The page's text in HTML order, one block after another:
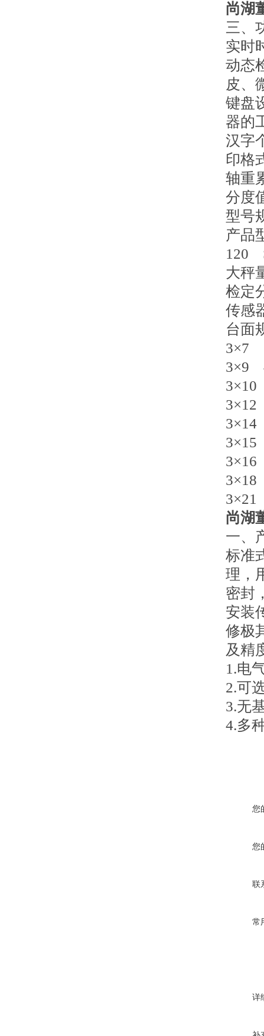
尚湖
三、
实时
动态
皮、
键盘
器的
汉字
印格
轴重
分度
型号
产品
120
大
检
传
台面
尚湖
一、
标准
理，
密封
安装
修极
及精
1.电
2.可
3.无
4.多
您
您
联
常
详